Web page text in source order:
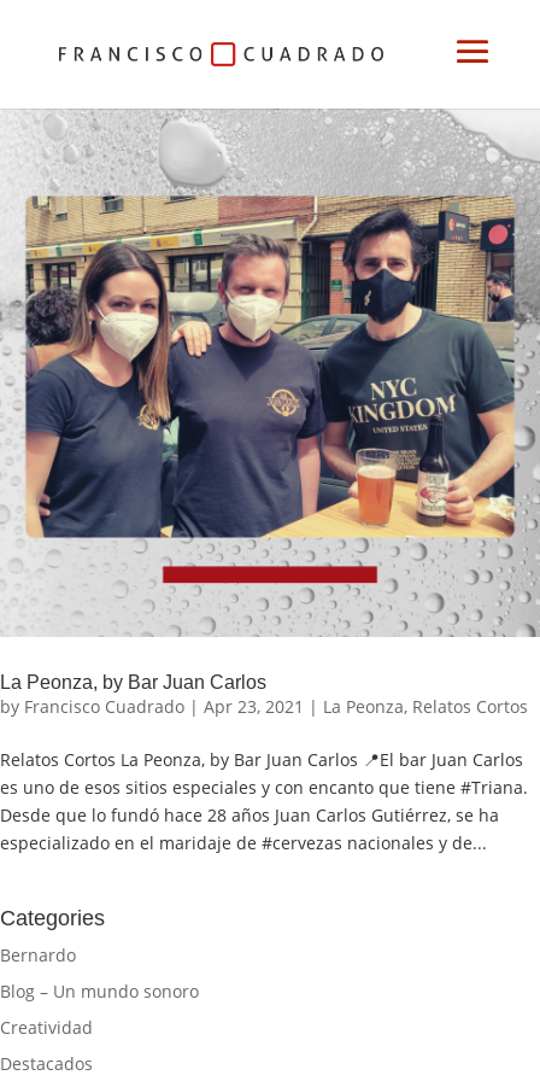
La Peonza, by Bar Juan Carlos
by Francisco Cuadrado | Apr 23, 2021 | La Peonza, Relatos Cortos
Relatos Cortos La Peonza, by Bar Juan Carlos 📍El bar Juan Carlos
es uno de esos sitios especiales y con encanto que tiene #Triana.
Desde que lo fundó hace 28 años Juan Carlos Gutiérrez, se ha
especializado en el maridaje de #cervezas nacionales y de...
Categories
Bernardo
Blog – Un mundo sonoro
Creatividad
Destacados